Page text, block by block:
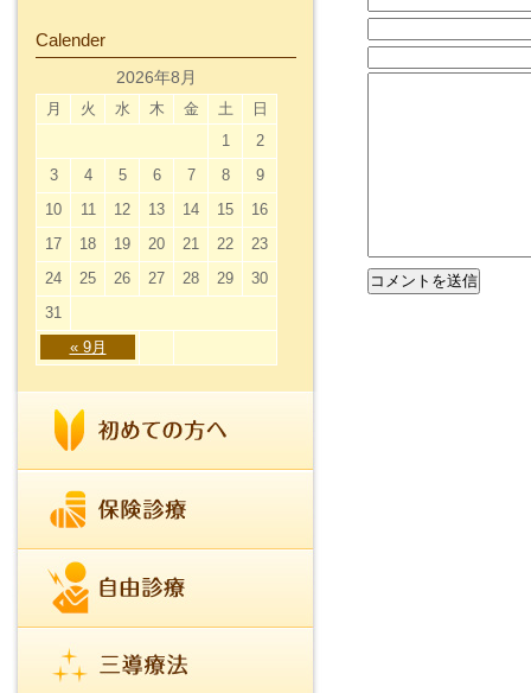
Calender
2026年8月
月 火 水 木 金 土 日
« 9月
1
2
3
4 5 6 7 8
9
10
11 12 13 14 15
16
17
18 19 20 21 22
23
24
25 26 27 28 29
30
31